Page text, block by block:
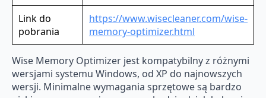
Link do
pobrania
https://www.wisecleaner.com/wise-
memory-optimizer.html
Wise Memory Optimizer jest kompatybilny z różnymi
wersjami systemu Windows, od XP do najnowszych
wersji. Minimalne wymagania sprzętowe są bardzo